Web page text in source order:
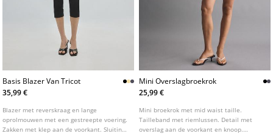
Basis Blazer Van Tricot
35,99 €
Blazer met reverskraag en lange
oprolmouwen met een gestreepte voering.
Zakken met klep aan de voorkant. Sluiting
Mini Overslagbroekrok
25,99 €
Mini broekrok met mid waist taille.
Tailleband met riemlussen. Detail met
overslag aan de voorkant en knoop.